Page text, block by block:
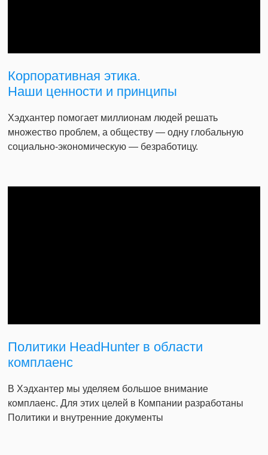
Корпоративная этика.
Наши ценности и принципы
Хэдхантер помогает миллионам людей решать
множество проблем, а обществу — одну глобальную
социально-экономическую — безработицу.
Политики HeadHunter в области
комплаенс
В Хэдхантер мы уделяем большое внимание
комплаенс. Для этих целей в Компании разработаны
Политики и внутренние документы